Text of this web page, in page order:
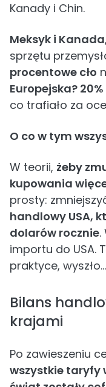
Kanady i Chin.
Meksyk i Kanada
sprzętu
procentowe cło
Europejska?
co trafiało za
O co w tym
W teorii, żeby
kupowania
prosty:
handlowy USA,
dolarów rocznie.
importu do USA.
praktyce,
Bilans
krajami
Po zawieszeniu
wszystkie taryfy